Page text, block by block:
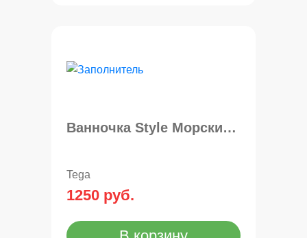
Ванночка Style Морские животные100см
Tega
1250 руб.